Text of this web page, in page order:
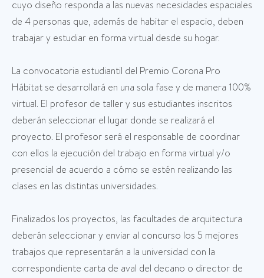
cuyo diseño responda a las nuevas necesidades espaciales
de 4 personas que, además de habitar el espacio, deben
trabajar y estudiar en forma virtual desde su hogar.
La convocatoria estudiantil del Premio Corona Pro
Hábitat se desarrollará en una sola fase y de manera 100%
virtual. El profesor de taller y sus estudiantes inscritos
deberán seleccionar el lugar donde se realizará el
proyecto. El profesor será el responsable de coordinar
con ellos la ejecución del trabajo en forma virtual y/o
presencial de acuerdo a cómo se estén realizando las
clases en las distintas universidades.
Finalizados los proyectos, las facultades de arquitectura
deberán seleccionar y enviar al concurso los 5 mejores
trabajos que representarán a la universidad con la
correspondiente carta de aval del decano o director de